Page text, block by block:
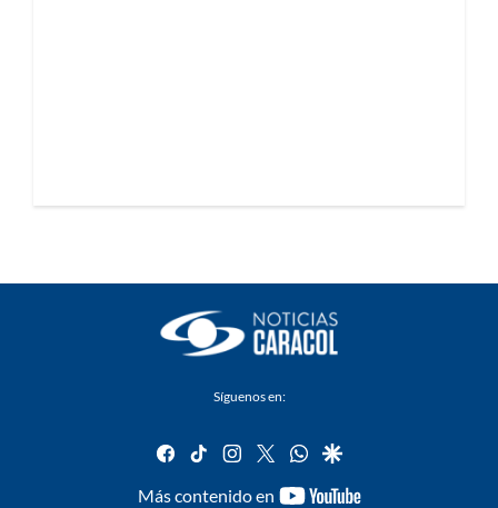
Síguenos en:
facebook
tiktok instagram
twitterwhatsapp
google
Más contenido en
youtube-